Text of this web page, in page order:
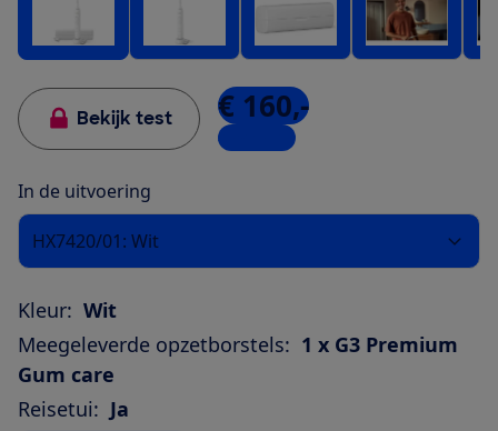
Bekijk test € 160,-
4 winkels
In de uitvoering
HX7420/01: Wit
Kleur: Wit
Meegeleverde opzetborstels: 1 x G3 Premium
Gum care
Reisetui: Ja